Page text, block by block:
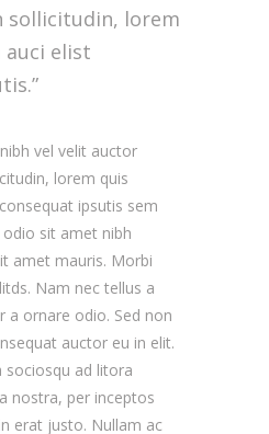
sollicitudin, lorem
elist
vel velit auctor
lorem quis
ipsutis sem
sit amet nibh
amet mauris. Morbi
Nam nec tellus a
a ornare odio. Sed non
auctor eu in elit.
sociosqu ad litora
nostra, per inceptos
erat justo. Nullam ac